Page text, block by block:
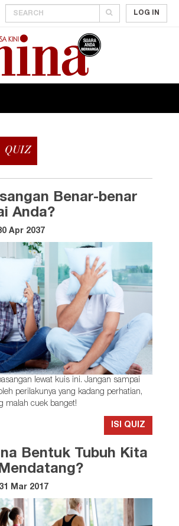
LOG IN
QUIZ
Benar-benar
Anda?
Apr 2037
lewat kuis ini. Jangan sampai
perilakunya yang kadang perhatian,
malah cuek banget!
ISI QUIZ
Bentuk Tubuh Kita
Mar 2017